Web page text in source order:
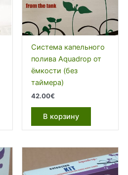
Система капельного
полива Aquadrop от
ёмкости (без
таймера)
42.00€
В корзину